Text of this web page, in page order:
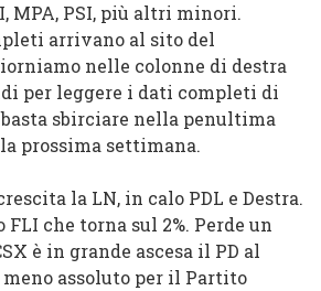
MPA, PSI, più altri minori.
arrivano al sito del
nelle colonne di destra
per leggere i dati completi di
sbirciare nella penultima
prossima settimana.
la LN, in calo PDL e Destra.
FLI che torna sul 2%. Perde un
X è in grande ascesa il PD al
meno assoluto per il Partito